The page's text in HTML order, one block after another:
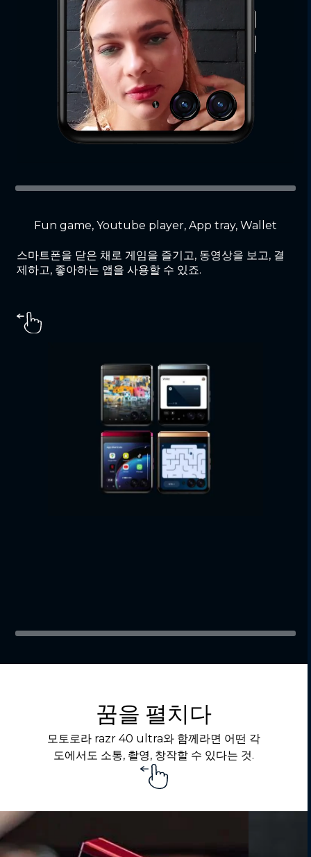
Fun game, Youtube player, App tray, Wallet
스마트폰을 닫은 채로 게임을 즐기고, 동영상을 보고, 결
제하고, 좋아하는 앱을 사용할 수 있죠.
꿈을 펼치다
모토로라 razr 40 ultra와 함께라면 어떤 각
도에서도 소통, 촬영, 창작할 수 있다는 것.